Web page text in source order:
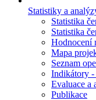
Statistiky a
Statistika
Statistika
Hodnocení
Mapa
Seznam
Indikátory -
Evaluace a
Publikace